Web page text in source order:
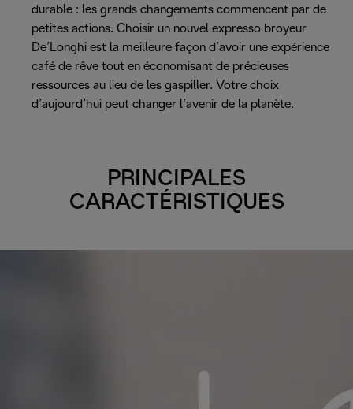
durable : les grands changements commencent par de
petites actions. Choisir un nouvel expresso broyeur
De’Longhi est la meilleure façon d’avoir une expérience
café de rêve tout en économisant de précieuses
ressources au lieu de les gaspiller. Votre choix
d’aujourd’hui peut changer l’avenir de la planète.
PRINCIPALES
CARACTÉRISTIQUES